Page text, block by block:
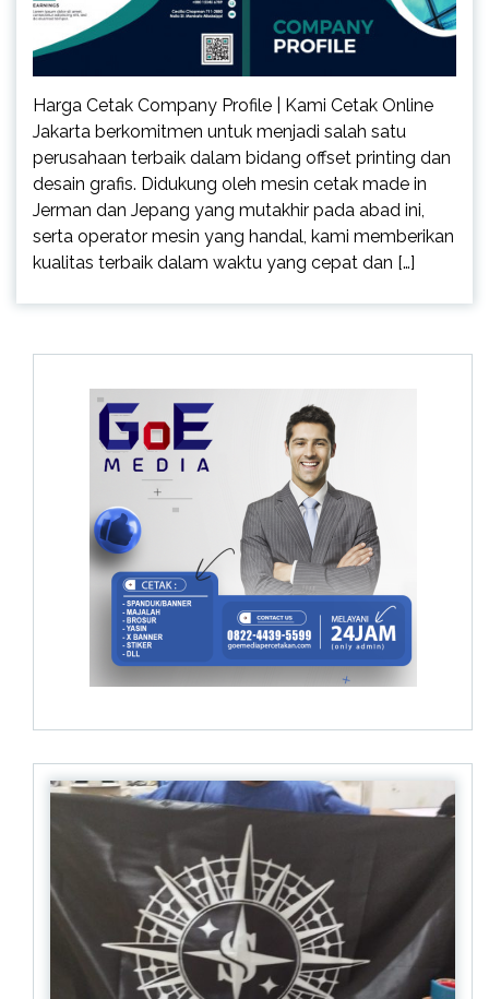
Harga Cetak Company Profile | Kami Cetak Online
Jakarta berkomitmen untuk menjadi salah satu
perusahaan terbaik dalam bidang offset printing dan
desain grafis. Didukung oleh mesin cetak made in
Jerman dan Jepang yang mutakhir pada abad ini,
serta operator mesin yang handal, kami memberikan
kualitas terbaik dalam waktu yang cepat dan […]